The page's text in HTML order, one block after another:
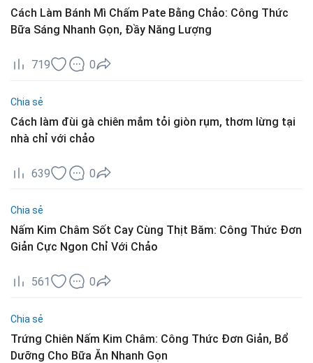
Cách Làm Bánh Mì Chấm Pate Bằng Chảo: Công Thức
Bữa Sáng Nhanh Gọn, Đầy Năng Lượng
719 0
Chia sẻ
Cách làm đùi gà chiên mắm tỏi giòn rụm, thơm lừng tại
nhà chỉ với chảo
639 0
Chia sẻ
Nấm Kim Châm Sốt Cay Cùng Thịt Băm: Công Thức Đơn
Giản Cực Ngon Chỉ Với Chảo
561 0
Chia sẻ
Trứng Chiên Nấm Kim Châm: Công Thức Đơn Giản, Bổ
Dưỡng Cho Bữa Ăn Nhanh Gọn